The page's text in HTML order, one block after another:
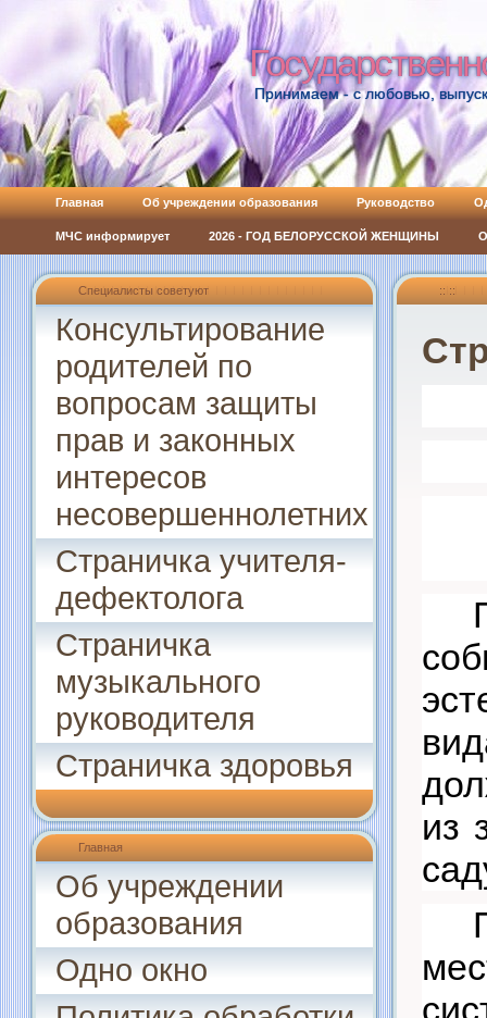
Принимаем - с любовью,
Главная Об учреждении образования Руководство
МЧС информирует 2026 - ГОД БЕЛОРУССКОЙ ЖЕНЩИНЫ
Специалисты советуют
Консультирование
родителей по
вопросам защиты
прав и законных
интересов
несовершеннолетних
Страничка учителя-
дефектолога
Страничка
музыкального
руководителя
Страничка здоровья
Главная
Об учреждении
образования
Одно окно
:: ::
из